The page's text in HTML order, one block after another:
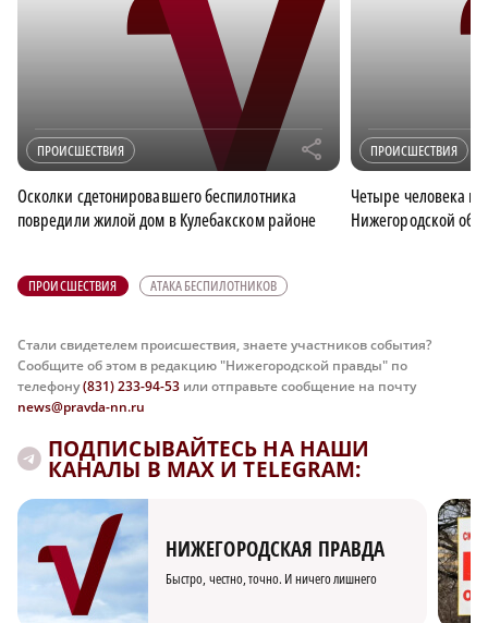
ПРОИСШЕСТВИЯ r
Осколки сдетонировавшего беспилотника
повредили жилой дом в Кулебакском районе
ПРОИСШЕСТВИЯ
Четыре человека
Нижегородской
ПРОИСШЕСТВИЯ АТАКА БЕСПИЛОТНИКОВ
Стали свидетелем происшествия, знаете участников события?
Сообщите об этом в редакцию "Нижегородской правды" по
телефону(831) 233-94-53 или отправьте сообщение на почту
news@pravda-nn.ru
ПОДПИСЫВАЙТЕСЬ НА НАШИ
КАНАЛЫ В MAX И TELEGRAM:
НИЖЕГОРОДСКАЯ ПРАВДА
Быстро, честно, точно. И ничего лишнего